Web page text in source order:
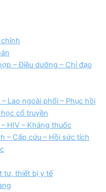
– Điều dưỡng – Chỉ đạo
Lao ngoài phổi – Phục hồi
cổ truyền
HIV – Kháng thuốc
– Cấp cứu – Hồi sức tích
tư, thiết bị y tế